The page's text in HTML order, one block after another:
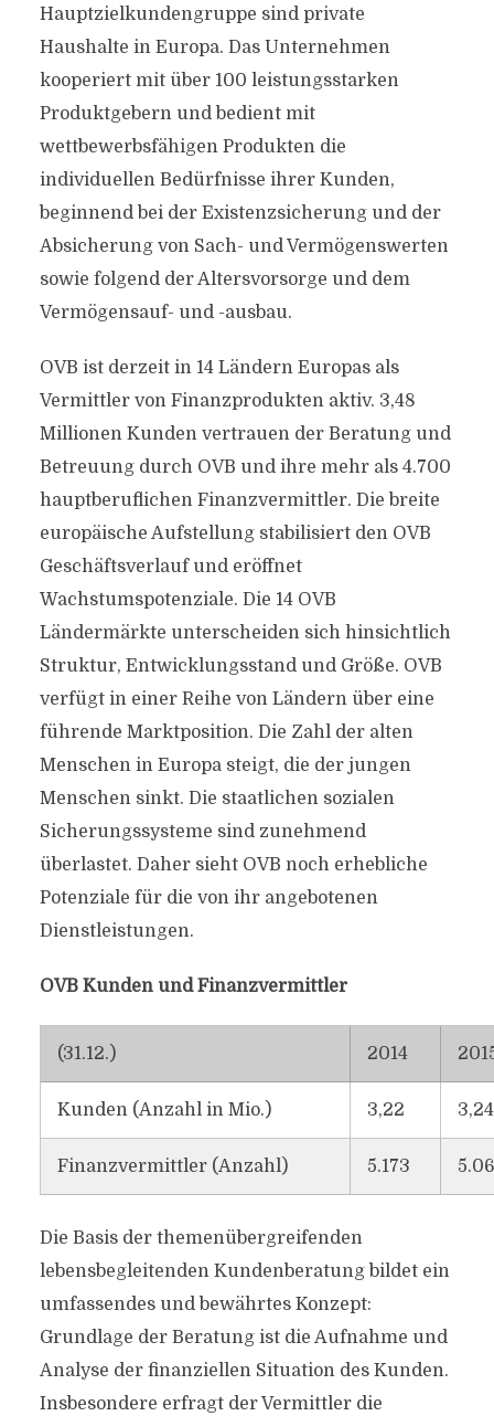
Hauptzielkundengruppe sind private
Haushalte in Europa. Das Unternehmen
kooperiert mit über 100 leistungsstarken
Produktgebern und bedient mit
wettbewerbsfähigen Produkten die
individuellen Bedürfnisse ihrer Kunden,
beginnend bei der Existenzsicherung und der
Absicherung von Sach- und Vermögenswerten
sowie folgend der Altersvorsorge und dem
Vermögensauf- und -ausbau.
OVB ist derzeit in 14 Ländern Europas als
Vermittler von Finanzprodukten aktiv. 3,48
Millionen Kunden vertrauen der Beratung und
Betreuung durch OVB und ihre mehr als 4.700
hauptberuflichen Finanzvermittler. Die breite
europäische Aufstellung stabilisiert den OVB
Geschäftsverlauf und eröffnet
Wachstumspotenziale. Die 14 OVB
Ländermärkte unterscheiden sich hinsichtlich
Struktur, Entwicklungsstand und Größe. OVB
verfügt in einer Reihe von Ländern über eine
führende Marktposition. Die Zahl der alten
Menschen in Europa steigt, die der jungen
Menschen sinkt. Die staatlichen sozialen
Sicherungssysteme sind zunehmend
überlastet. Daher sieht OVB noch erhebliche
Potenziale für die von ihr angebotenen
Dienstleistungen.
OVB Kunden und Finanzvermittler
(31.12.) 2014
Kunden (Anzahl in Mio.) 3,22 3,24
Finanzvermittler (Anzahl) 5.173
Die Basis der themenübergreifenden
lebensbegleitenden Kundenberatung bildet ein
umfassendes und bewährtes Konzept:
Grundlage der Beratung ist die Aufnahme und
Analyse der finanziellen Situation des Kunden.
Insbesondere erfragt der Vermittler die